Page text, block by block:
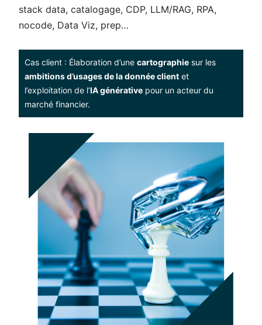
stack data, catalogage, CDP, LLM/RAG, RPA,
nocode, Data Viz, prep…​
Cas client : Élaboration d’une cartographie sur les
ambitions d’usages de la donnée client et
l’exploitation de l’IA générative pour un acteur du
marché financier.